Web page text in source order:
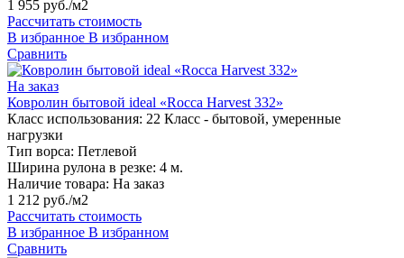
1 955 руб./м2
Рассчитать стоимость
В избранное В избранном
Сравнить
На заказ
Ковролин бытовой ideal «Rocca Harvest 332»
Класс использования: 22 Класс - бытовой, умеренные
нагрузки
Тип ворса: Петлевой
Ширина рулона в резке: 4 м.
Наличие товара: На заказ
1 212 руб./м2
Рассчитать стоимость
В избранное В избранном
Сравнить